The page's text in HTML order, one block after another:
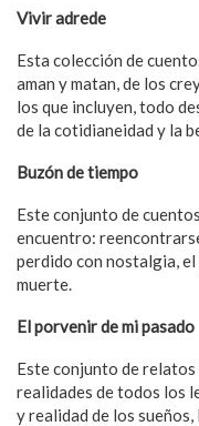
Vivir adrede
Esta colección de
aman y matan, de los
los que incluyen, todo
de la cotidianeidad y la
Buzón de tiempo
Este conjunto de
encuentro:
perdido con nostalgia,
muerte.
El porvenir de mi pasado
Este conjunto de
realidades de todos los
y realidad de los